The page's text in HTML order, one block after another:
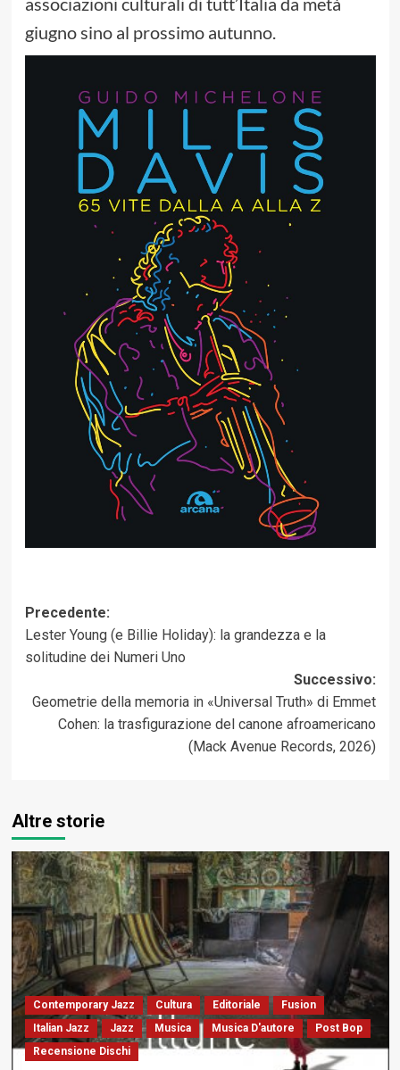
giugno sino al prossimo autunno.
Navigazione
articolo
Precedente:
Lester Young (e Billie Holiday): la grandezza e la
solitudine dei Numeri Uno
Successivo:
Geometrie della memoria in «Universal Truth» di Emmet
Cohen: la trasfigurazione del canone afroamericano
(Mack Avenue Records, 2026)
Altre storie
Contemporary Jazz Cultura Editoriale
Fusion
Italian Jazz
Jazz Musica Musica D'autore
Post Bop
Recensione Dischi